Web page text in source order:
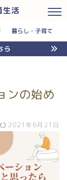
生活
暮らし・子育て
ら
ンの始め
2021年6月21日